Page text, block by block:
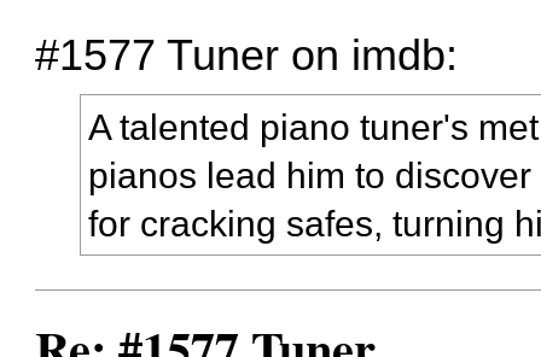
#1577 Tuner on imdb:
A talented piano tuner's
pianos lead him to
for cracking safes, turning